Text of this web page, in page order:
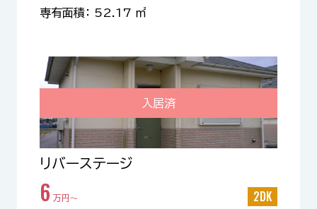
専有面積： 52.17 ㎡
入居済
リバーステージ
6 万円〜 2DK